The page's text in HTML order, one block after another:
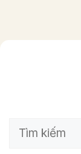
Search